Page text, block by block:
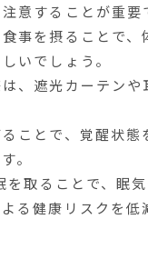
意することが重要
事を摂ることで
いでしょう。
、遮光カーテン
ことで、覚醒状
。
取ることで、眠
る健康リスクを